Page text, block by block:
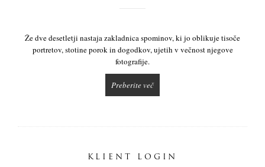
Že dve desetletji nastaja zakladnica spominov, ki jo oblikuje tisoče
portretov, stotine porok in dogodkov, ujetih v večnost njegove
fotografije.
Preberite več
KLIENT LOGIN